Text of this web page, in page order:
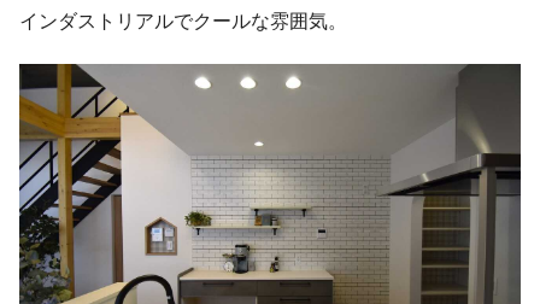
インダストリアルでクールな雰囲気。